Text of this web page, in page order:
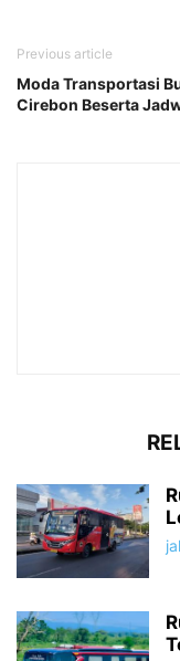
Previous article
Moda Transportasi
Cirebon Beserta